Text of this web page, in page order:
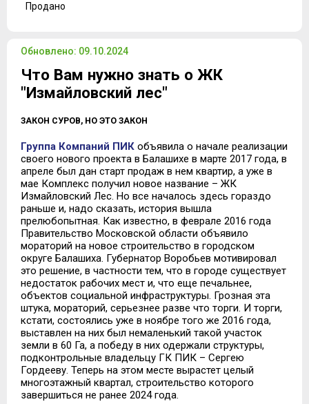
Продано
Обновлено: 09.10.2024
Что Вам нужно знать о ЖК
"Измайловский лес"
ЗАКОН СУРОВ, НО ЭТО ЗАКОН
Группа Компаний ПИК объявила о начале реализации
своего нового проекта в Балашихе в марте 2017 года, в
апреле был дан старт продаж в нем квартир, а уже в
мае Комплекс получил новое название – ЖК
Измайловский Лес. Но все началось здесь гораздо
раньше и, надо сказать, история вышла
прелюбопытная. Как известно, в феврале 2016 года
Правительство Московской области объявило
мораторий на новое строительство в городском
округе Балашиха. Губернатор Воробьев мотивировал
это решение, в частности тем, что в городе существует
недостаток рабочих мест и, что еще печальнее,
объектов социальной инфраструктуры. Грозная эта
штука, мораторий, серьезнее разве что торги. И торги,
кстати, состоялись уже в ноябре того же 2016 года,
выставлен на них был немаленький такой участок
земли в 60 Га, а победу в них одержали структуры,
подконтрольные владельцу ГК ПИК – Сергею
Гордееву. Теперь на этом месте вырастет целый
многоэтажный квартал, строительство которого
завершиться не ранее 2024 года.